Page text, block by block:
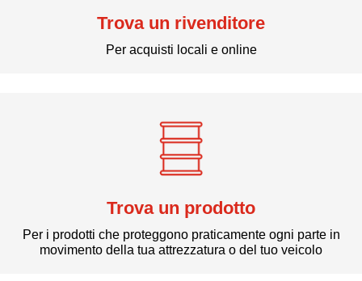
Trova un rivenditore
Per acquisti locali e online
Trova un prodotto
Per i prodotti che proteggono praticamente ogni parte in
movimento della tua attrezzatura o del tuo veicolo